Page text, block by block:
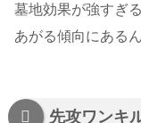
墓地効果が強すぎ
あがる傾向にある
先攻ワンキ